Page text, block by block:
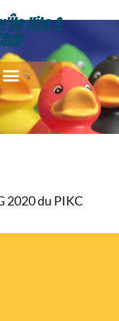
Kite &
2020 du PIKC